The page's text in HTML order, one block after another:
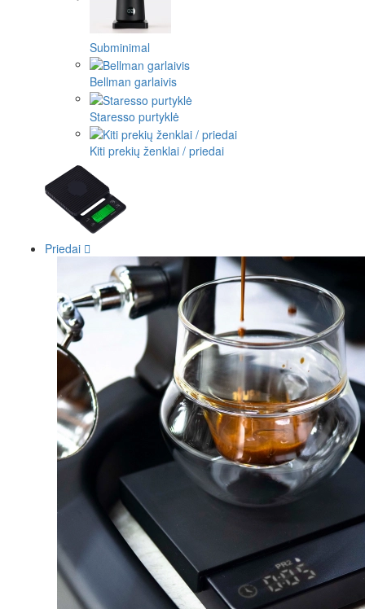
Subminimal
Bellman garlaivis
Staresso purtyklė
Kiti prekių ženklai / priedai
Priedai